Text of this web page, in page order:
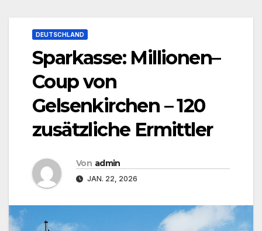
DEUTSCHLAND
Sparkasse: Millionen–
Coup von
Gelsenkirchen – 120
zusätzliche Ermittler
Von admin
JAN. 22, 2026